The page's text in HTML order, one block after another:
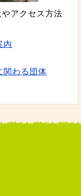
アクセス方法
内
関わる団体